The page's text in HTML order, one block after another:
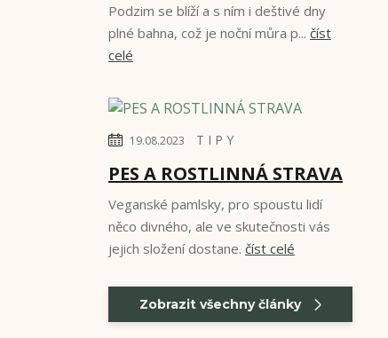
Podzim se blíží a s ním i deštivé dny
plné bahna, což je noční můra p... číst
celé
19.08.2023 T I P Y
PES A ROSTLINNÁ STRAVA
Veganské pamlsky, pro spoustu lidí
něco divného, ale ve skutečnosti vás
jejich složení dostane. číst celé
Zobrazit všechny články